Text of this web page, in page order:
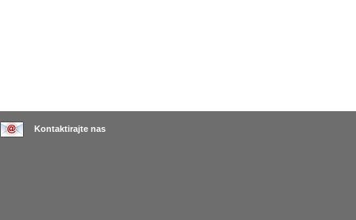
Kontaktirajte nas